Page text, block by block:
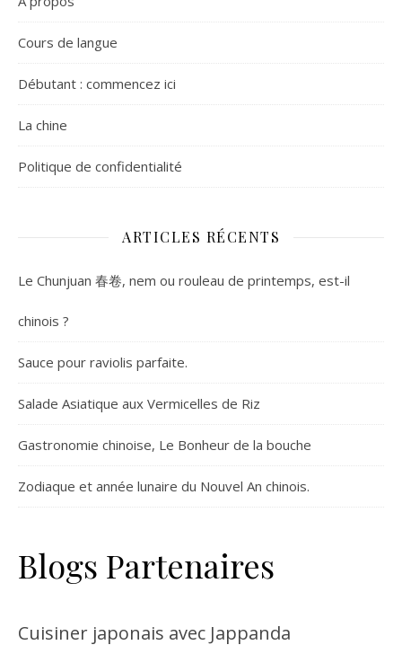
Cours de langue
Débutant : commencez ici
La chine
Politique de confidentialité
ARTICLES RÉCENTS
Le Chunjuan 春卷, nem ou rouleau de printemps, est-il
chinois ?
Sauce pour raviolis parfaite.
Salade Asiatique aux Vermicelles de Riz
Gastronomie chinoise, Le Bonheur de la bouche
Zodiaque et année lunaire du Nouvel An chinois.
Blogs Partenaires
Cuisiner japonais avec Jappanda